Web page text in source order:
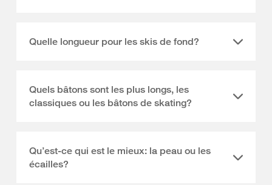
Quelle longueur pour les skis de fond?
Quels bâtons sont les plus longs, les
classiques ou les bâtons de skating?
Qu’est-ce qui est le mieux: la peau ou les
écailles?